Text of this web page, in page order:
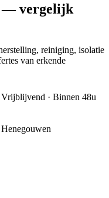
— vergelijk
reiniging, isolatie
van erkende
Vrijblijvend · Binnen 48u
Henegouwen